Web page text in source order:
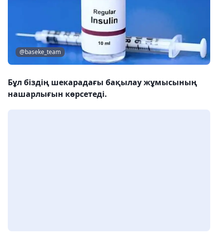
@baseke_team
Бұл біздің шекарадағы бақылау жұмысының
нашарлығын көрсетеді.